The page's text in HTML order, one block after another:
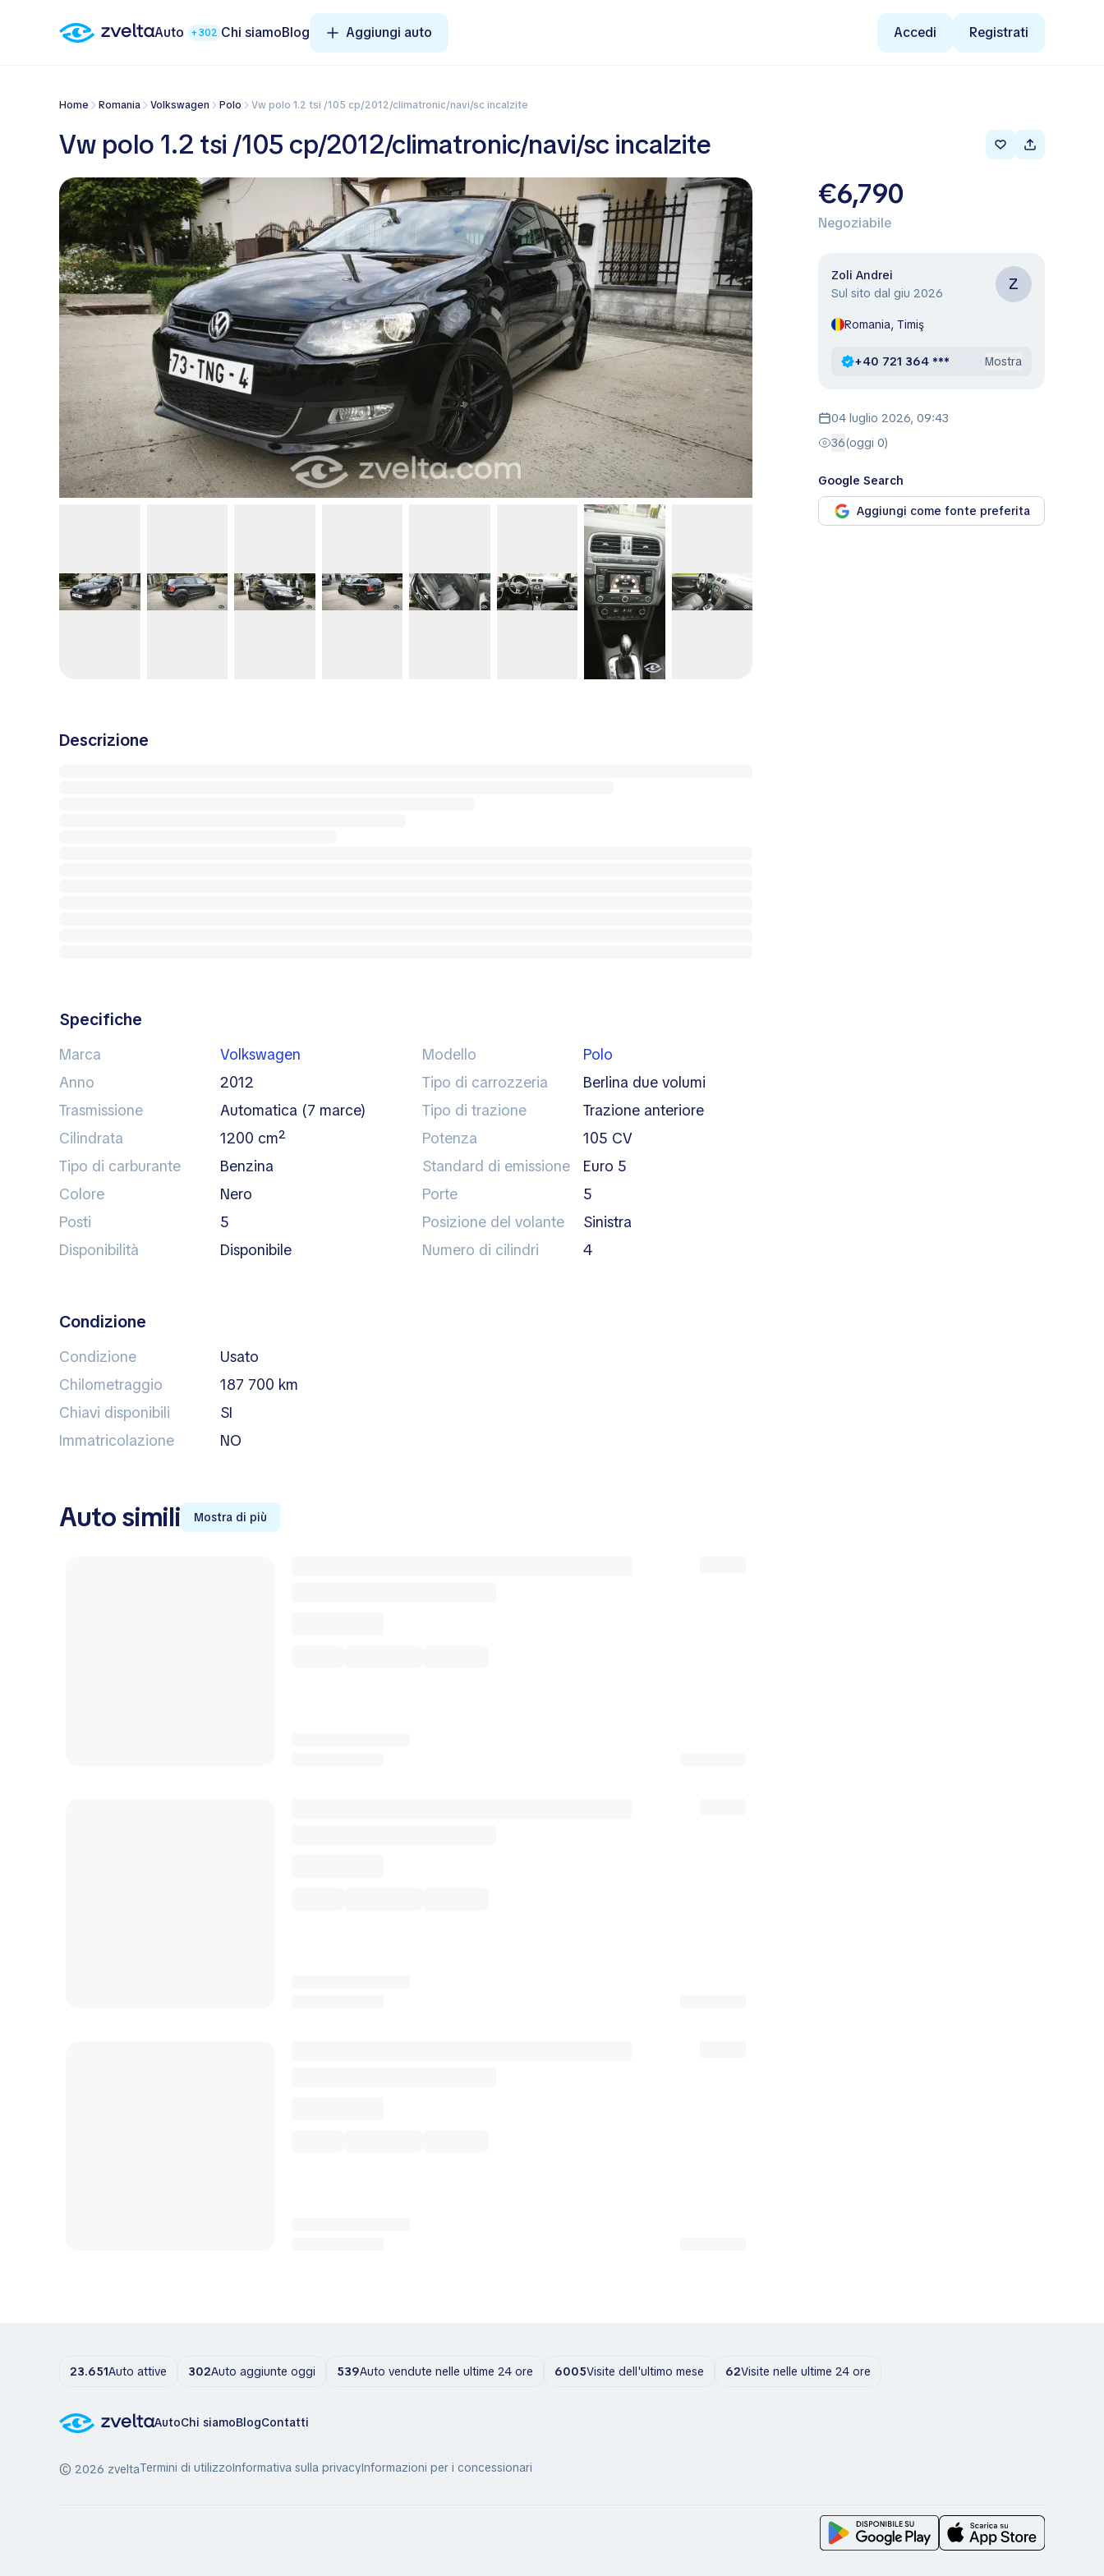
Auto +302 Chi siamoBlog Aggiungi auto Accedi Registrati
Home Romania Volkswagen Polo Vw polo 1.2 tsi /105 cp/2012/climatronic/navi/sc incalzite
Vw polo 1.2 tsi /105 cp/2012/climatronic/navi/sc incalzite
Descrizione
Specifiche
Marca Volkswagen Modello
Polo
Anno
2012 Tipo di carrozzeria
berlina due volumi
Trasmissione
automatica (7 marce) Tipo di trazione
trazione anteriore
Cilindrata
1200 cm² Potenza
105 CV
Tipo di carburante
benzina Standard di emissione
Euro 5
Colore
nero Porte
5
Posti
5 Posizione del volante
sinistra
Disponibilità
disponibile Numero di cilindri 4
Condizione
Condizione
Usato
Chilometraggio
187 700 km
Chiavi disponibili
SI
Immatricolazione
NO
Auto simili Mostra di più
€6,790
Negoziabile
Zoli Andrei
Sul sito dal giu 2026
Z
Romania, Timiş
+40 721 364 *** Mostra
04 luglio 2026, 09:43
36(oggi 0)
Google Search
Aggiungi come fonte preferita
23.651Auto attive 302Auto aggiunte oggi 539Auto vendute nelle ultime 24 ore 6005Visite dell'ultimo mese 62Visite nelle ultime 24 ore
AutoChi siamoBlogContatti
© 2026 zveltaTermini di utilizzoInformativa sulla privacyInformazioni per i concessionari